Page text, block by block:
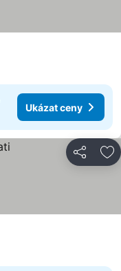
Ukázat ceny
Sdílet